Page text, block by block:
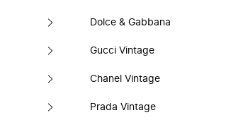
Dolce & Gabbana
Gucci Vintage
Chanel Vintage
Prada Vintage